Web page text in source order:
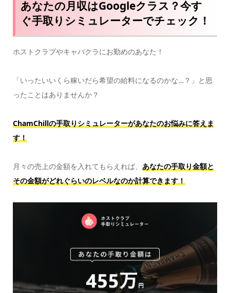
あなたの月収はGoogleクラス？今す
ぐ手取りシミュレーターでチェック！
ホストクラブやキャバクラにお勤めのあなた！
「いったいいくら稼いだら希望の給料になるのかな…？」と思
ったことはありませんか？
ChamChillの手取りシミュレーターがあなたのお悩みに答えま
す！
月々の売上の金額を入れてもらえれば、 あなたの手取り金額と
その金額がどれぐらいのレベルなのか計算できます！